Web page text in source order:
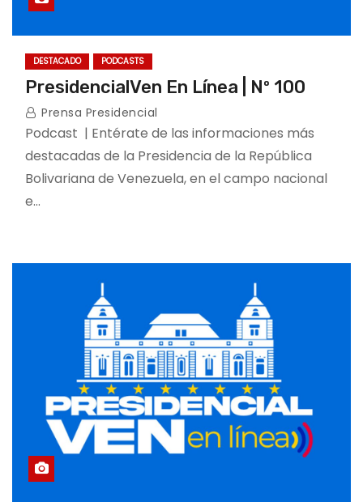
DESTACADO PODCASTS
PresidencialVen En Línea | Nº 100
Prensa Presidencial
Podcast | Entérate de las informaciones más
destacadas de la Presidencia de la República
Bolivariana de Venezuela, en el campo nacional
e…